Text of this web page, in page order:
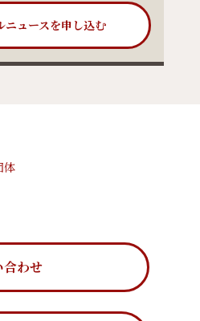
ニュースを申し込む
体
合わせ